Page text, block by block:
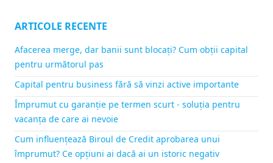
ARTICOLE RECENTE
Afacerea merge, dar banii sunt blocați? Cum obții capital
pentru următorul pas
Capital pentru business fără să vinzi active importante
Împrumut cu garanție pe termen scurt - soluția pentru
vacanța de care ai nevoie
Cum influențează Biroul de Credit aprobarea unui
împrumut? Ce opțiuni ai dacă ai un istoric negativ